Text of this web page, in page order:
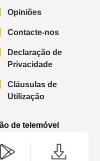
Opiniões
Contacte-nos
Declaração de
Privacidade
Cláusulas de
Utilização
de telemóvel